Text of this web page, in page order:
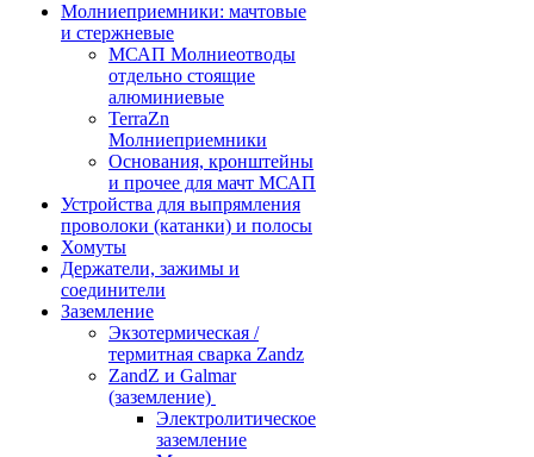
Молниеприемники: мачтовые
и стержневые
МСАП Молниеотводы
отдельно стоящие
алюминиевые
TerraZn
Молниеприемники
Основания, кронштейны
и прочее для мачт МСАП
Устройства для выпрямления
проволоки (катанки) и полосы
Хомуты
Держатели, зажимы и
соединители
Заземление
Экзотермическая /
термитная сварка Zandz
ZandZ и Galmar
(заземление)
Электролитическое
заземление